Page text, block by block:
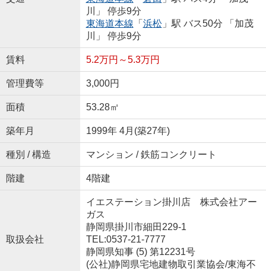
川」 停歩9分
東海道本線 「 浜松」駅 バス50分 「加茂
川」 停歩9分
賃料 5.2万円～5.3万円
管理費等 3,000円
面積 53.28㎡
築年月 1999年 4月(築27年)
種別 / 構造 マンション / 鉄筋コンクリート
階建 4階建
取扱会社
イエステーション掛川店 株式会社アー
ガス
静岡県掛川市細田229-1
TEL:0537-21-7777
静岡県知事 (5) 第12231号
(公社)静岡県宅地建物取引業協会/東海不